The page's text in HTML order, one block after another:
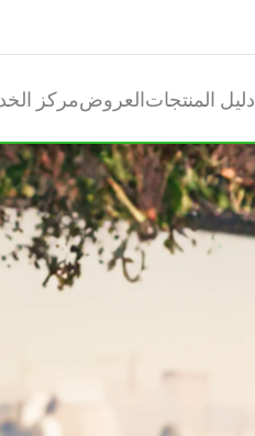
دليل المنتجاتالعروضمركز